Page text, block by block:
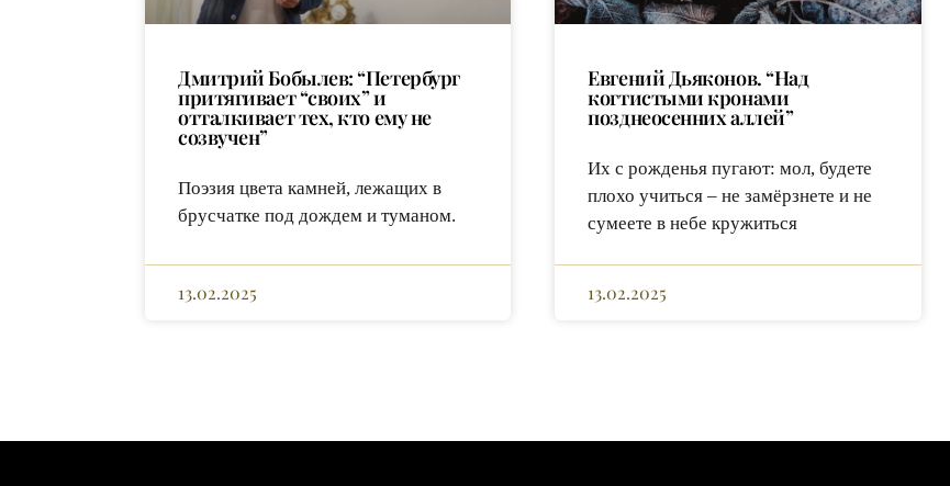
Дмитрий Бобылев: “Петербург
притягивает “своих” и
отталкивает тех, кто ему не
созвучен”
Поэзия цвета камней, лежащих в
брусчатке под дождем и туманом.
13.02.2025
Евгений Дьяконов. “Над
когтистыми кронами
позднеосенних аллей”
Их с рожденья пугают: мол, будете
плохо учиться – не замёрзнете и не
сумеете в небе кружиться
13.02.2025